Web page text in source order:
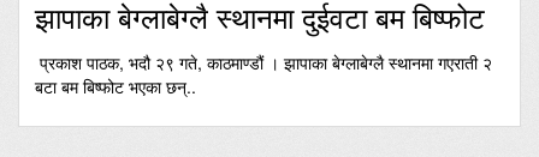
झापाका बेग्लाबेग्लै स्थानमा दुईवटा बम बिष्फोट
प्रकाश पाठक, भदौ २९ गते, काठमाण्डौं । झापाका बेग्लाबेग्लै स्थानमा गएराती २
बटा बम बिष्फोट भएका छन्..